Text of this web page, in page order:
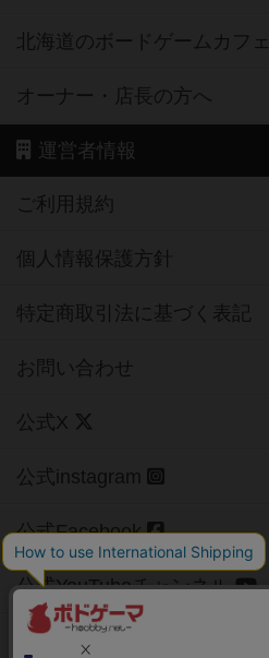
北海道のボードゲームカフェ
オーナー・店長の方へ
運営者情報
ご利用規約
個人情報保護方針
特定商取引法に基づく表記
お問い合わせ
公式X
公式instagram
公式Facebook
公式YouTubeチャンネル